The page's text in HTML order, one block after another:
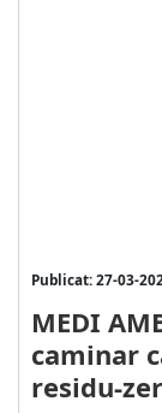
Publicat: 27-03-
MEDI
caminar
residu-